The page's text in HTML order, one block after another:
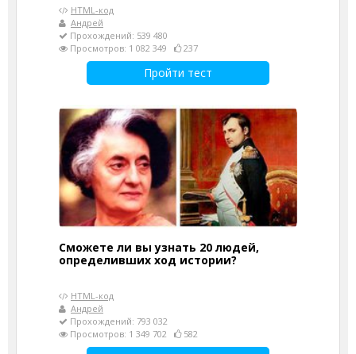
HTML-код
Андрей
Прохождений: 539 480
Просмотров: 1 082 349
237
Пройти тест
Сможете ли вы узнать 20 людей,
определивших ход истории?
HTML-код
Андрей
Прохождений: 793 032
Просмотров: 1 349 702
582